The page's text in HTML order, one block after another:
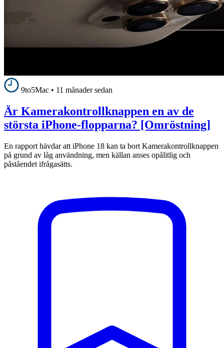
9to5Mac • 11 månader sedan
Är Kamerakontrollknappen en av de
största iPhone-flopparna? [Omröstning]
En rapport hävdar att iPhone 18 kan ta bort Kamerakontrollknappen
på grund av låg användning, men källan anses opålitlig och
påståendet ifrågasätts.